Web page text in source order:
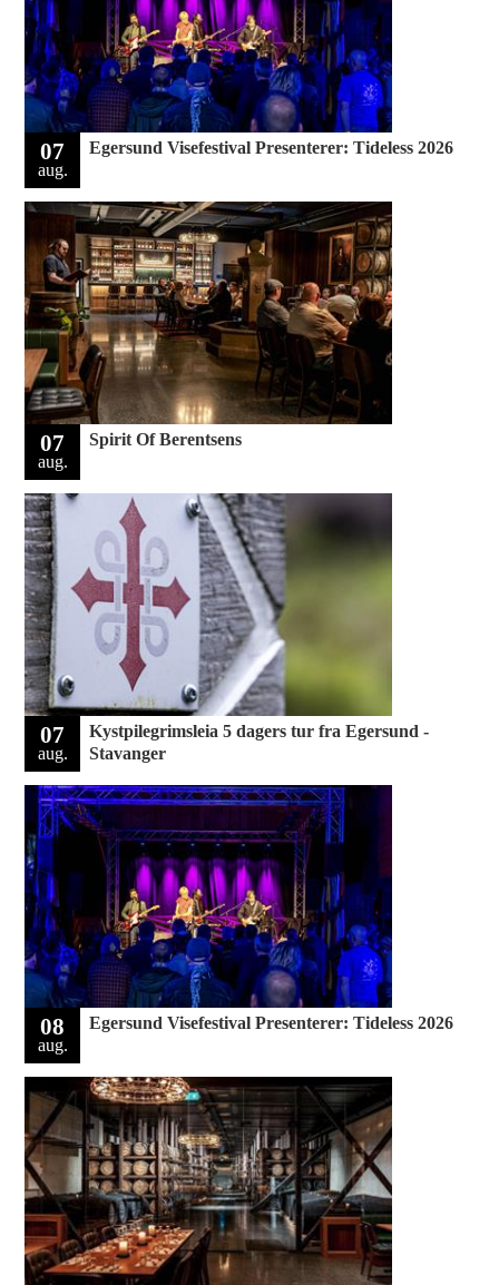
07
aug.
Egersund Visefestival Presenterer: Tideless 2026
07
aug.
Spirit Of Berentsens
07
aug.
Kystpilegrimsleia 5 dagers tur fra Egersund -
Stavanger
08
aug.
Egersund Visefestival Presenterer: Tideless 2026